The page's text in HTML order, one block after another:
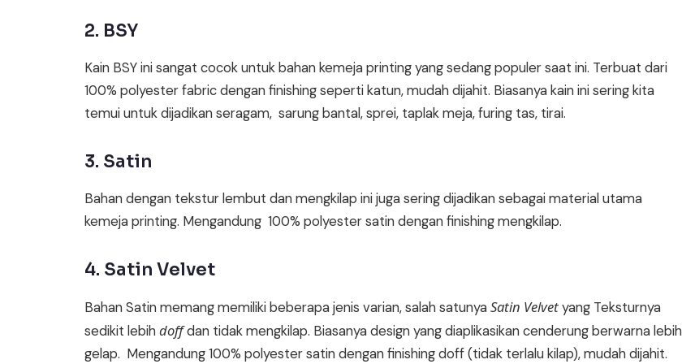
2. BSY
Kain BSY ini sangat cocok untuk bahan kemeja printing yang sedang populer saat ini. Terbuat dari
100% polyester fabric dengan finishing seperti katun, mudah dijahit. Biasanya kain ini sering kita
temui untuk dijadikan seragam, sarung bantal, sprei, taplak meja, furing tas, tirai.
3. Satin
Bahan dengan tekstur lembut dan mengkilap ini juga sering dijadikan sebagai material utama
kemeja printing. Mengandung 100% polyester satin dengan finishing mengkilap.
4. Satin Velvet
Bahan Satin memang memiliki beberapa jenis varian, salah satunya Satin Velvetyang Teksturnya
sedikit lebih doffdan tidak mengkilap. Biasanya design yang diaplikasikan cenderung berwarna lebih
gelap. Mengandung 100% polyester satin dengan finishing doff (tidak terlalu kilap), mudah dijahit.